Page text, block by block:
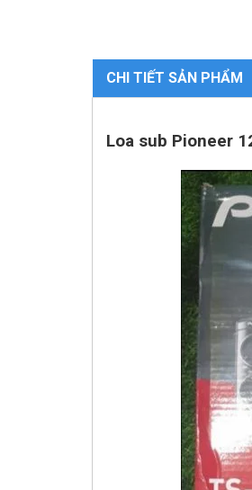
CHI TIẾT SẢN PHẨM
Loa sub Pioneer